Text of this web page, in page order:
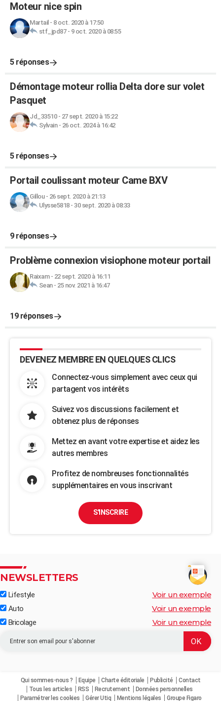
Moteur nice spin
Martail - 8 oct. 2020 à 17:50
stf_jpd87- 9 oct. 2020 à 08:55
5 réponses
Démontage moteur rollia Delta dore sur volet
Pasquet
Jd_33510- 27 sept. 2020 à 15:22
Sylvain- 26 oct. 2024 à 16:42
5 réponses
Portail coulissant moteur Came BXV
Gillou- 26 sept. 2020 à 21:13
Ulysse5818- 30 sept. 2020 à 08:33
9 réponses
Problème connexion visiophone moteur portail
Raixam- 22 sept. 2020 à 16:11
Sean- 25 nov. 2021 à 16:47
19 réponses
DEVENEZ MEMBRE EN QUELQUES CLICS
Connectez-vous simplement avec ceux qui
partagent vos intérêts
Suivez vos discussions facilement et
obtenez plus de réponses
Mettez en avant votre expertise et aidez les
autres membres
Profitez de nombreuses fonctionnalités
supplémentaires en vous inscrivant
S'INSCRIRE
NEWSLETTERS
Lifestyle Voir un exemple
Auto Voir un exemple
Bricolage Voir un exemple
Qui sommes-nous ? Equipe Charte éditoriale Publicité
Contact
Tous les articles
RSS Recrutement
Données personnelles
Paramétrer les cookies
Gérer Utiq Mentions légales Groupe Figaro